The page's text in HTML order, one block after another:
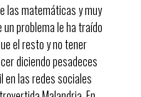
las matemáticas y muy
problema le ha traído
el resto y no tener
diciendo pesadeces
en las redes sociales